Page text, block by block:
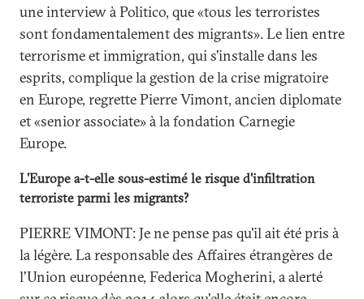
une interview à Politico, que «tous les terroristes
sont fondamentalement des migrants». Le lien entre
terrorisme et immigration, qui s'installe dans les
esprits, complique la gestion de la crise migratoire
en Europe, regrette Pierre Vimont, ancien diplomate
et «senior associate» à la fondation Carnegie
Europe.
L'Europe a-t-elle sous-estimé le risque d'infiltration
terroriste parmi les migrants?
PIERRE VIMONT: Je ne pense pas qu'il ait été pris à
la légère. La responsable des Affaires étrangères de
l'Union européenne, Federica Mogherini, a alerté